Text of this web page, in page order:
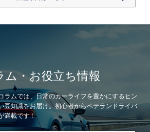
ム・お役立ち情報
ラムでは、日常のカーライフを豊かにするヒン
豆知識をお届け。初心者からベテランドライバ
満載です！